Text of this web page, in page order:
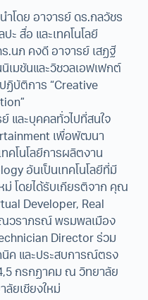
ำโดย อาจารย์ ดร.กลวัชร
สื่อ และเทคโนโลยี
.นภ คงดี อาจารย์ เสฏฐี
มชันและวิชวลเอฟเฟกต์
ฏิบัติการ “Creative
และบุคคลทั่วไปที่สนใจ
เพื่อพัฒนา
ทคโนโลยีการผลิตงาน
อันเป็นเทคโนโลยีที่มี
โดยได้รับเกียรติจาก คุณ
Developer, Real
ณวราภรณ์ พรมพลเมือง
Director ร่วม
นิค และประสบการณ์ตรง
กรกฏาคม ณ วิทยาลัย
ลัยเชียงใหม่